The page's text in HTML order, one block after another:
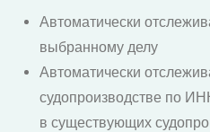
Автоматически
выбранному делу
Автоматически
судопроизводстве по
в существующих